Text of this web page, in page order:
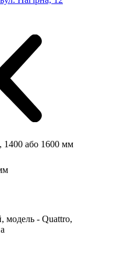
1400 або 1600 мм
модель - Quattro,